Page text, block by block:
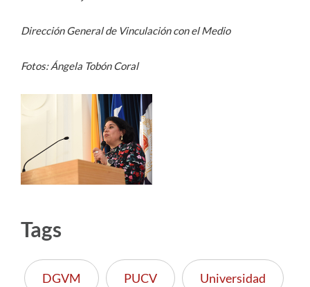
Dirección General de Vinculación con el Medio
Fotos: Ángela Tobón Coral
Tags
DGVM PUCV Universidad